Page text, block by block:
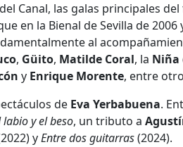
Canal, las galas principales
en la Bienal de Sevilla de
al
, Güito, Matilde Coral, la Niña
y Enrique Morente, entre
de Eva Yerbabuena.
labio y el beso, un tributo a
yEntre dos guitarras(2024).